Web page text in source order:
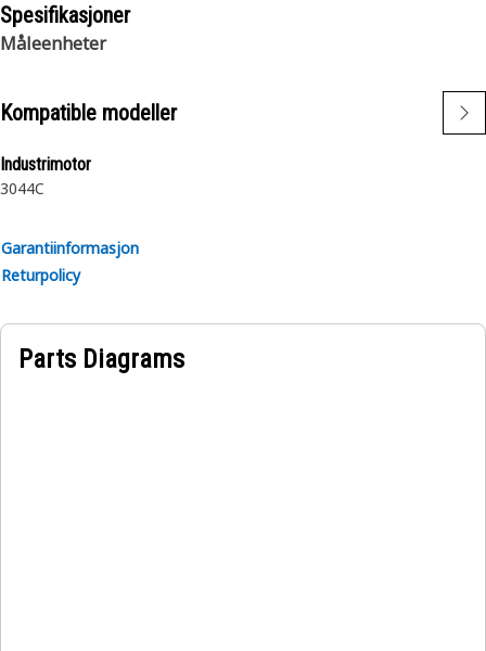
Bruksområde:
Se din brukerhåndbok eller kontakt din lokale Cat-
Spesifikasjoner
Måleenheter
Kompatible modeller
Industrimotor
3044C
Garantiinformasjon
Returpolicy
Parts Diagrams